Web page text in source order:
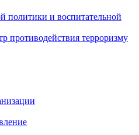
политики и воспитательной
противодействия терроризму